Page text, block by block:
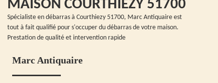
MAISON COURTHIEZY 51700
Spécialiste en débarras à Courthiezy 51700, Marc Antiquaire est
tout à fait qualifié pour s'occuper du débarras de votre maison.
Prestation de qualité et intervention rapide
Marc Antiquaire